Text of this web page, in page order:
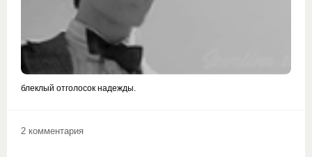
блеклый отголосок надежды.
2 комментария